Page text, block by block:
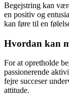
Begejstring kan
en positiv og
kan føre til en
Hvordan kan
For at opretholde
passionerende
fejre succeser
attitude.